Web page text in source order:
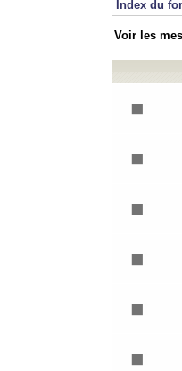
Index du
Voir les